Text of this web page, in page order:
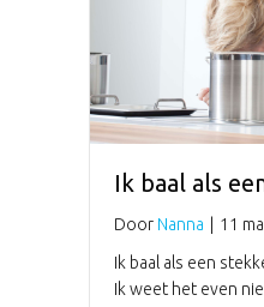
Ik baal als
Door Nanna
11
Ik baal als een
Ik weet het even